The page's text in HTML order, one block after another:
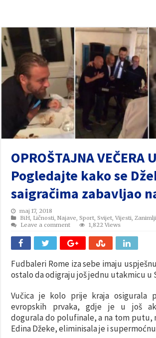
OPROŠTAJNA VEČERA
Pogledajte kako se
saigračima zabavljao
maj 17, 2018
BiH, Ličnosti,Najave,Sport,Svijet,Vijesti,
Leave a comment
1,822 Views
Fudbaleri Rome iza sebe imaju
ostalo da odigraju još jednu utakmicu u
Vučica je kolo prije kraja osigurala
evropskih prvaka, gdje je u još
dogurala do polufinale, a na tom putu,
Edina Džeke, eliminisala je i